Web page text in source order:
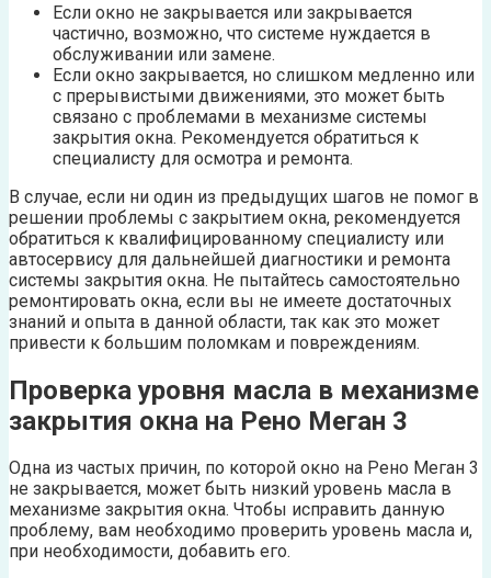
Если окно не закрывается или закрывается
частично, возможно, что системе нуждается в
обслуживании или замене.
Если окно закрывается, но слишком медленно или
с прерывистыми движениями, это может быть
связано с проблемами в механизме системы
закрытия окна. Рекомендуется обратиться к
специалисту для осмотра и ремонта.
В случае, если ни один из предыдущих шагов не помог в
решении проблемы с закрытием окна, рекомендуется
обратиться к квалифицированному специалисту или
автосервису для дальнейшей диагностики и ремонта
системы закрытия окна. Не пытайтесь самостоятельно
ремонтировать окна, если вы не имеете достаточных
знаний и опыта в данной области, так как это может
привести к большим поломкам и повреждениям.
Проверка уровня масла в механизме
закрытия окна на Рено Меган 3
Одна из частых причин, по которой окно на Рено Меган 3
не закрывается, может быть низкий уровень масла в
механизме закрытия окна. Чтобы исправить данную
проблему, вам необходимо проверить уровень масла и,
при необходимости, добавить его.